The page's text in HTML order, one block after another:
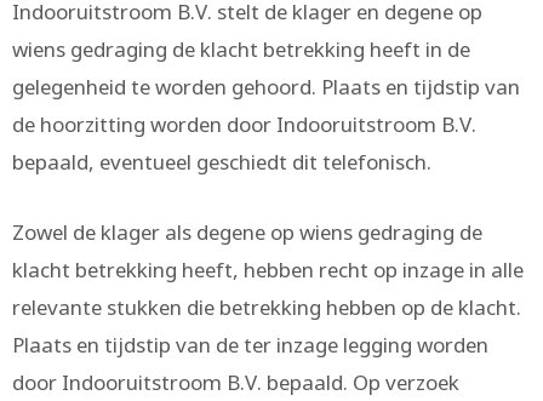
Indooruitstroom B.V. stelt de klager en degene op
wiens gedraging de klacht betrekking heeft in de
gelegenheid te worden gehoord. Plaats en tijdstip van
de hoorzitting worden door Indooruitstroom B.V.
bepaald, eventueel geschiedt dit telefonisch.
Zowel de klager als degene op wiens gedraging de
klacht betrekking heeft, hebben recht op inzage in alle
relevante stukken die betrekking hebben op de klacht.
Plaats en tijdstip van de ter inzage legging worden
door Indooruitstroom B.V. bepaald. Op verzoek